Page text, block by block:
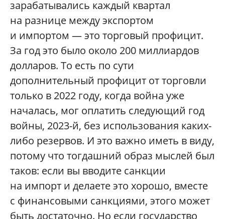
зарабатывались каждый квартал
на разнице между экспортом
и импортом — это торговый профицит.
За год это было около 200 миллиардов
долларов. То есть по сути
дополнительный профицит от торговли
только в 2022 году, когда война уже
началась, мог оплатить следующий год
войны, 2023-й, без использования каких-
либо резервов. И это важно иметь в виду,
потому что тогдашний образ мыслей был
таков: если вы вводите санкции
на импорт и делаете это хорошо, вместе
с финансовыми санкциями, этого может
быть достаточно. Но если государство